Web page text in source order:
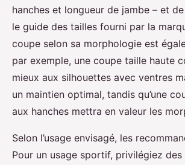
hanches et longueur de jambe – et
le guide des tailles fourni par la
coupe selon sa morphologie est
par exemple, une coupe taille haute
mieux aux silhouettes avec ventres
un maintien optimal, tandis qu’une
aux hanches mettra en valeur les
Selon l’usage envisagé, les
Pour un usage sportif, privilégiez des